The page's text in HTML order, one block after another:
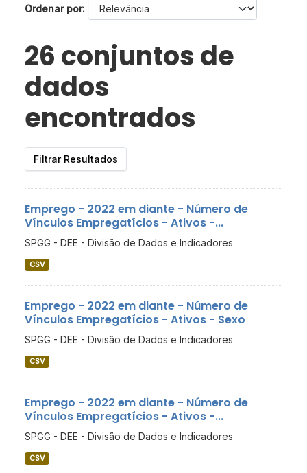
Ordenar por
26 conjuntos de
dados
encontrados
Filtrar Resultados
Emprego - 2022 em diante - Número de
Vínculos Empregatícios - Ativos -...
SPGG - DEE - Divisão de Dados e Indicadores
CSV
Emprego - 2022 em diante - Número de
Vínculos Empregatícios - Ativos - Sexo
SPGG - DEE - Divisão de Dados e Indicadores
CSV
Emprego - 2022 em diante - Número de
Vínculos Empregatícios - Ativos -...
SPGG - DEE - Divisão de Dados e Indicadores
CSV